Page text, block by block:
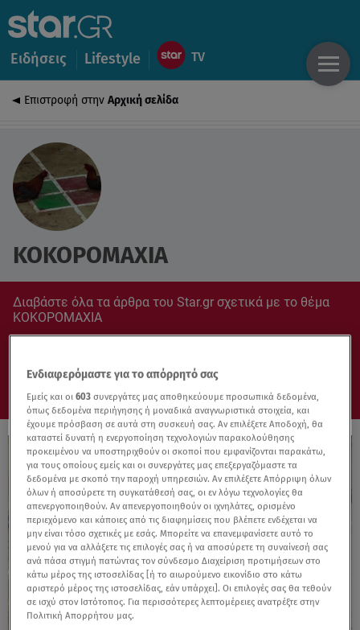
Ειδήσεις Lifestyle
Επιστροφή στην Αρχική σελίδα
ΚΟΚΟΡΟΜΑΧΙΑ
Διαβάστε όλα τα άρθρα του Star.gr σχετικά με το θέμα
ΚΟΚΟΡΟΜΑΧΙΑ
Ενδιαφερόμαστε για το απόρρητό σας
Εμείς και οι603 συνεργάτες μας αποθηκεύουμε προσωπικά δεδομένα,
όπως δεδομένα περιήγησης ή μοναδικά αναγνωριστικά στοιχεία, και
έχουμε πρόσβαση σε αυτά στη συσκευή σας. Αν επιλέξετε Αποδοχή, θα
καταστεί δυνατή η ενεργοποίηση τεχνολογιών παρακολούθησης
προκειμένου να υποστηριχθούν οι σκοποί που εμφανίζονται παρακάτω,
για τους οποίους εμείς και οι συνεργάτες μας επεξεργαζόμαστε τα
δεδομένα με σκοπό την παροχή υπηρεσιών. Αν επιλέξετε Απόρριψη όλων
όλων ή αποσύρετε τη συγκατάθεσή σας, οι εν λόγω τεχνολογίες θα
απενεργοποιηθούν. Αν απενεργοποιηθούν οι ιχνηλάτες, ορισμένο
περιεχόμενο και κάποιες από τις διαφημίσεις που βλέπετε ενδέχεται να
μην είναι τόσο σχετικές με εσάς. Μπορείτε να επανεμφανίσετε αυτό το
μενού για να αλλάξετε τις επιλογές σας ή να αποσύρετε τη συναίνεσή σας
ανά πάσα στιγμή πατώντας τον σύνδεσμο Διαχείριση προτιμήσεων στο
κάτω μέρος της ιστοσελίδας [ή το αιωρούμενο εικονίδιο στο κάτω
αριστερό μέρος της ιστοσελίδας, εάν υπάρχει]. Οι επιλογές σας θα τεθούν
σε ισχύ στον Ιστότοπος. Για περισσότερες λεπτομέρειες ανατρέξτε στην
Πολιτική Απορρήτου μας.